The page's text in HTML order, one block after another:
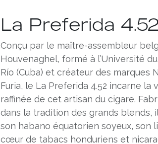
La Preferida
Conçu par le maître-assembleur
Houvenaghel, formé à l’Université
Río (Cuba) et créateur des marques
Furia, le La Preferida 4.52 incarne la
raffinée de cet artisan du cigare.
dans la tradition des grands blends,
son habano équatorien soyeux, son
cœur de tabacs honduriens et